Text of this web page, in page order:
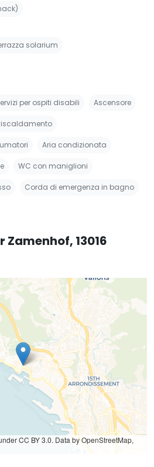
solarium
per ospiti disabili Ascensore
Aria condizionata
WC con maniglioni
Corda di emergenza in bagno
Zamenhof, 13016
CC BY 3.0. Data by OpenStreetMap,